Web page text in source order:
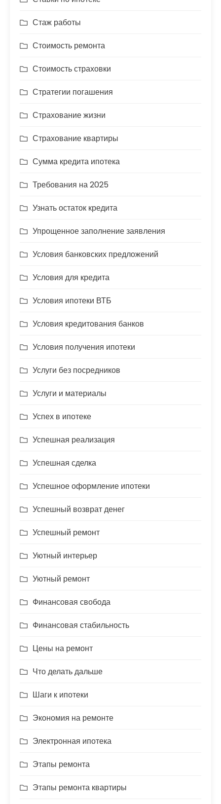
Стаж работы
Стоимость ремонта
Стоимость страховки
Стратегии погашения
Страхование жизни
Страхование квартиры
Сумма кредита ипотека
Требования на 2025
Узнать остаток кредита
Упрощенное заполнение заявления
Условия банковских предложений
Условия для кредита
Условия ипотеки ВТБ
Условия кредитования банков
Условия получения ипотеки
Услуги без посредников
Услуги и материалы
Успех в ипотеке
Успешная реализация
Успешная сделка
Успешное оформление ипотеки
Успешный возврат денег
Успешный ремонт
Уютный интерьер
Уютный ремонт
Финансовая свобода
Финансовая стабильность
Цены на ремонт
Что делать дальше
Шаги к ипотеки
Экономия на ремонте
Электронная ипотека
Этапы ремонта
Этапы ремонта квартиры